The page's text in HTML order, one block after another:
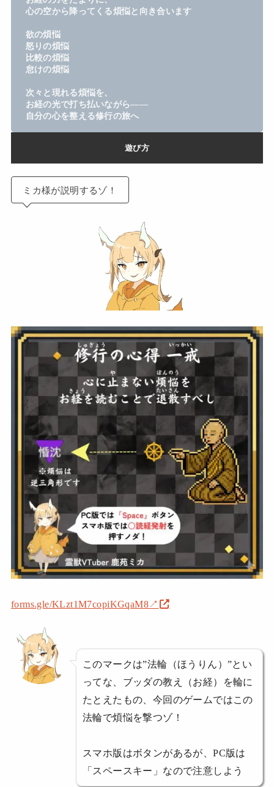
心の空から降ってくる煩悩と向き合います
欲の煩悩
怒りの煩悩
比較の煩悩
怠けの煩悩
次々と現れる煩悩を、
お経の光で打ち払いながら――
自分の心を整える修行の旅へ
遊び方
ミカ様が説明するゾ！
forms.gle/KLzt1M7copiKGqaM8↗
このマークは”法輪（ほうりん）”とい
ってな、ブッダの教え（お経）を輪に
たとえたもの、今回のゲームではこの
法輪で煩悩を撃つゾ！
スマホ版はボタンがあるが、PC版は
「スペースキー」なので注意しよう